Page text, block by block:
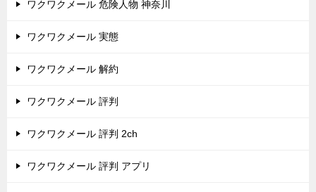
ワクワクメール 危険人物 神奈川
ワクワクメール 実態
ワクワクメール 解約
ワクワクメール 評判
ワクワクメール 評判 2ch
ワクワクメール 評判 アプリ